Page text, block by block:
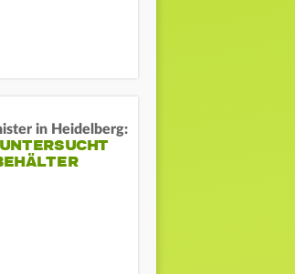
in Heidelberg: